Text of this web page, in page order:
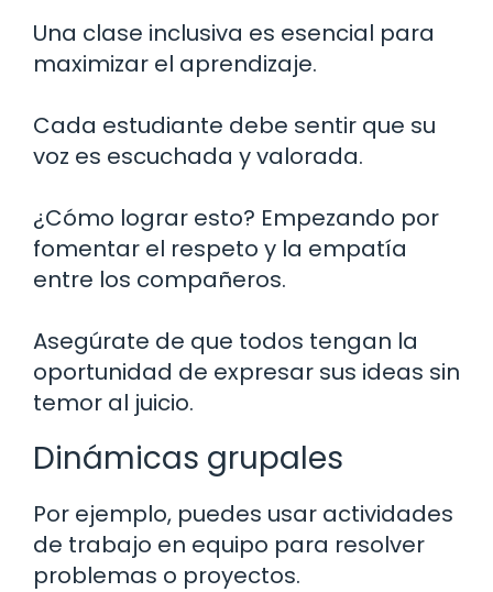
Una clase inclusiva es esencial para
maximizar el aprendizaje.
Cada estudiante debe sentir que su
voz es escuchada y valorada.
¿Cómo lograr esto? Empezando por
fomentar el respeto y la empatía
entre los compañeros.
Asegúrate de que todos tengan la
oportunidad de expresar sus ideas sin
temor al juicio.
Dinámicas grupales
Por ejemplo, puedes usar actividades
de trabajo en equipo para resolver
problemas o proyectos.